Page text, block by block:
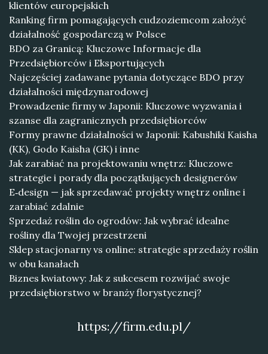
klientów europejskich
Ranking firm pomagających cudzoziemcom założyć
działalność gospodarczą w Polsce
BDO za Granicą: Kluczowe Informacje dla
Przedsiębiorców i Eksportujących
Najczęściej zadawane pytania dotyczące BDO przy
działalności międzynarodowej
Prowadzenie firmy w Japonii: Kluczowe wyzwania i
szanse dla zagranicznych przedsiębiorców
Formy prawne działalności w Japonii: Kabushiki Kaisha
(KK), Godo Kaisha (GK) i inne
Jak zarabiać na projektowaniu wnętrz: Kluczowe
strategie i porady dla początkujących designerów
E‑design — jak sprzedawać projekty wnętrz online i
zarabiać zdalnie
Sprzedaż roślin do ogrodów: Jak wybrać idealne
rośliny dla Twojej przestrzeni
Sklep stacjonarny vs online: strategie sprzedaży roślin
w obu kanałach
Biznes kwiatowy: Jak z sukcesem rozwijać swoje
przedsiębiorstwo w branży florystycznej?
https://firm.edu.pl/